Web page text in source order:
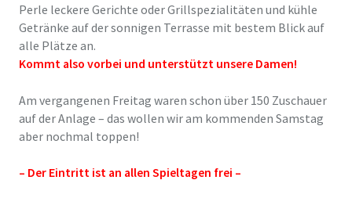
Perle leckere Gerichte oder Grillspezialitäten und kühle
Getränke auf der sonnigen Terrasse mit bestem Blick auf
alle Plätze an.
Kommt also vorbei und unterstützt unsere Damen!
Am vergangenen Freitag waren schon über 150 Zuschauer
auf der Anlage – das wollen wir am kommenden Samstag
aber nochmal toppen!
– Der Eintritt ist an allen Spieltagen frei –